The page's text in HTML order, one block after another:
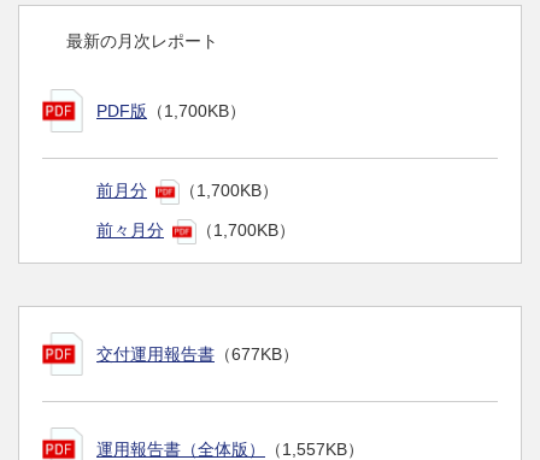
最新の月次レポート
PDF版 （1,700KB）
前月分 （1,700KB）
前々月分 （1,700KB）
交付運用報告書 （677KB）
運用報告書（全体版） （1,557KB）